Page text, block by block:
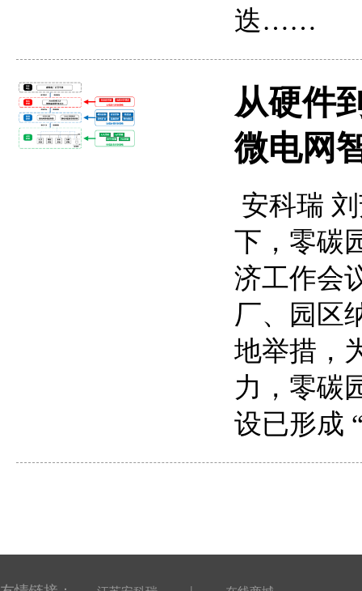
迭……
从硬件
微电网
安科瑞
下，零碳
济工作会
厂、园区
地举措，
力，零碳
设已形